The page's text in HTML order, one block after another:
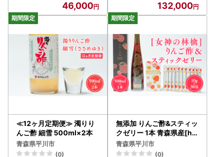
46,000 132,000
≪12ヶ月定期便≫ 濁りり
んご酢 細雪 500ml×2本
青森県平川市
(0)
無添加 りんご酢&スティッ
クゼリー 1本 青森県産[hi-
0013-008]
青森県平川市
(0)